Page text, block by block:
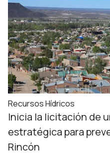
Recursos Hídricos
Inicia la licitación de
estratégica para
Rincón